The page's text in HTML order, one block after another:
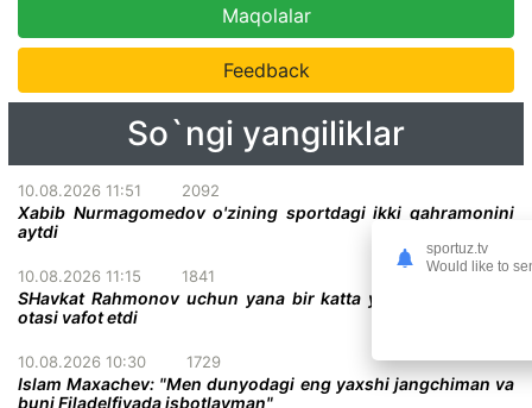
Maqolalar
Feedback
So`ngi yangiliklar
10.08.2026 11:51 2092
Xabib Nurmagomedov o'zining sportdagi ikki qahramonini
aytdi
10.08.2026 11:15 1841
SHavkat Rahmonov uchun yana bir katta yo'qotish - uning
otasi vafot etdi
10.08.2026 10:30 1729
Islam Maxachev: "Men dunyodagi eng yaxshi jangchiman va
buni Filadelfiyada isbotlayman"
sportuz.tv
Would like to